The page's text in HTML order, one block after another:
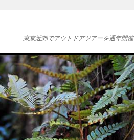
東京近郊でアウトドアツアーを通年開催